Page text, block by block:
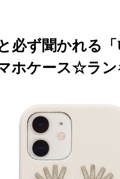
必ず聞かれる
ホケース☆ラン